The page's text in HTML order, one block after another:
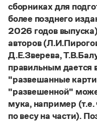
Справочник по
Словарь-справочник
Справочник по
Азбучные истины
Словарь-справочник
Все справочники портала
Журнал
Новости и события
сборниках для
более позднего
2026 годов
авторов
Д.Е.Зверева,
правильным дается
"развешанные
"развешенной"
мука, например (т.е.
по весу на части).